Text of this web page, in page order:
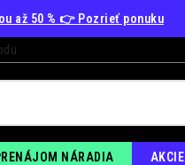
až 50 % 👉 Pozrieť ponuku
NÁRADIA AKCIE